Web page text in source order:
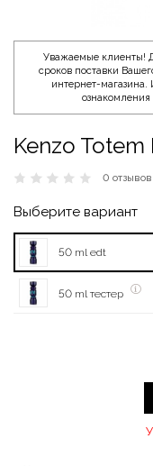
Уважаемые клиенты!
сроков поставки
интернет-
Kenzo Totem
0 отзывов
Выберите вариант
50 ml edt
50 ml тестер